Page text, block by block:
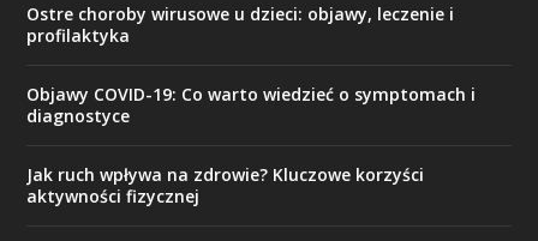
Ostre choroby wirusowe u dzieci: objawy, leczenie i
profilaktyka
Objawy COVID-19: Co warto wiedzieć o symptomach i
diagnostyce
Jak ruch wpływa na zdrowie? Kluczowe korzyści
aktywności fizycznej